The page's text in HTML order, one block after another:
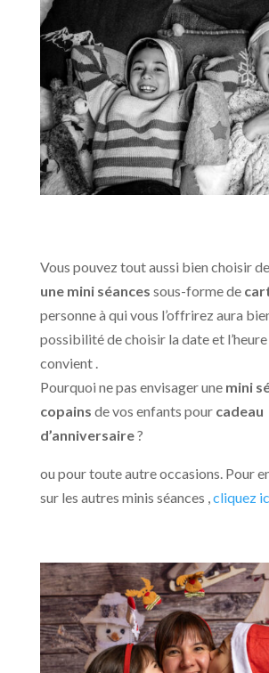
Vous pouvez tout aussi bien choisir
une mini séances sous-forme de
personne à qui vous l’offrirez aura
possibilité de choisir la date et
convient .
Pourquoi ne pas envisager une mini
copains de vos enfants pour cadeau
d’anniversaire?
ou pour toute autre occasions. Pour
sur les autres minis séances ,cliquez